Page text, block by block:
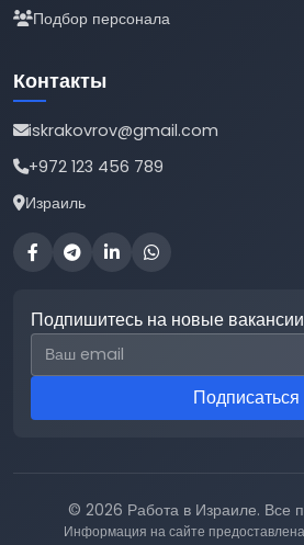
Подбор персонала
Контакты
iskrakovrov@gmail.com
+972 123 456 789
Израиль
Подпишитесь на новые вакансии
Email для подписки
Подписаться
© 2026 Работа в Израиле. Все
Информация на сайте